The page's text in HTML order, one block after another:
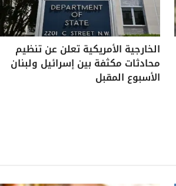
الخارجية الأمريكية تعلن عن تنظيم
محادثات مكثفة بين إسرائيل ولبنان
الأسبوع المقبل